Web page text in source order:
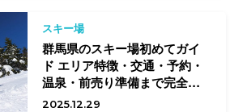
スキー場
群馬県のスキー場初めてガイ
ド エリア特徴・交通・予約・
温泉・前売り準備まで完全網
羅
2025.12.29